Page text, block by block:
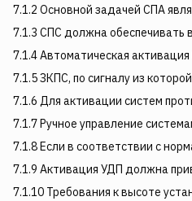
7.1.2 Основной задачей СПА
7.1.3 СПС должна
7.1.4 Автоматическая
7.1.5 ЗКПС, по сигналу из
7.1.6 Для активации систем
7.1.7 Ручное управление
7.1.8 Если в соответствии с
7.1.9 Активация УДП должна
7.1.10 Требования к высоте